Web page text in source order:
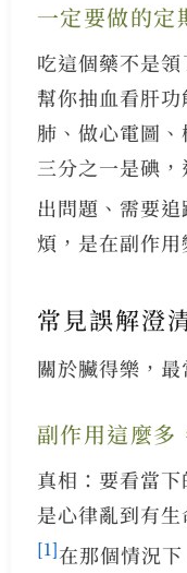
一定要做的定
吃這個藥不是
幫你抽血看肝
肺、做心電圖
三分之一是碘
出問題、需要追
煩，是在副作用
常見誤解澄
關於臟得樂，最
副作用這麼多
真相：要看當
是心律亂到有
[1]在那個情況